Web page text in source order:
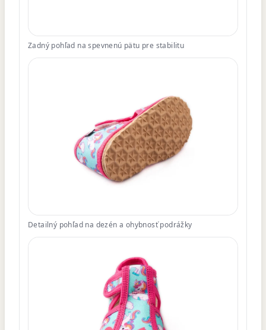
Zadný pohľad na spevnenú pätu pre stabilitu
Detailný pohľad na dezén a ohybnosť podrážky